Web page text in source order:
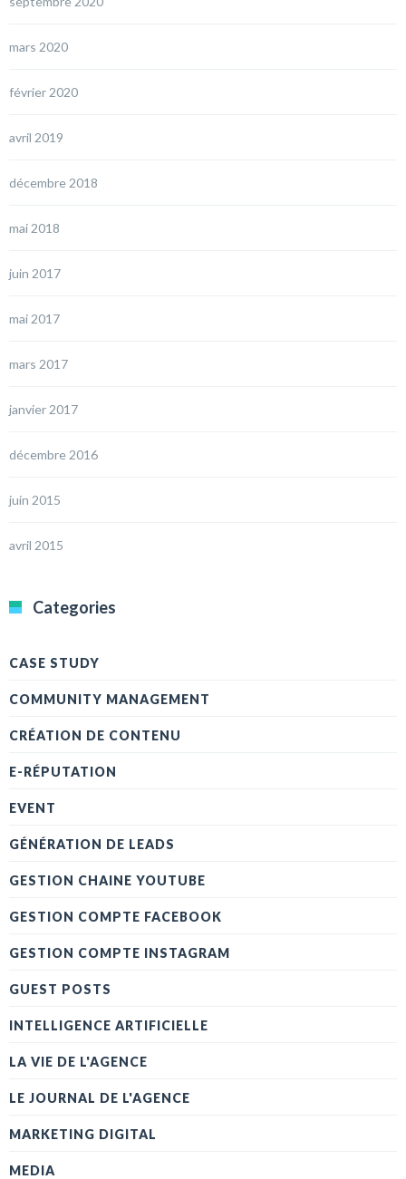
mars 2020
février 2020
avril 2019
décembre 2018
mai 2018
juin 2017
mai 2017
mars 2017
janvier 2017
décembre 2016
juin 2015
avril 2015
Categories
CASE STUDY
COMMUNITY MANAGEMENT
CRÉATION DE CONTENU
E-RÉPUTATION
EVENT
GÉNÉRATION DE LEADS
GESTION CHAINE YOUTUBE
GESTION COMPTE FACEBOOK
GESTION COMPTE INSTAGRAM
GUEST POSTS
INTELLIGENCE ARTIFICIELLE
LA VIE DE L'AGENCE
LE JOURNAL DE L'AGENCE
MARKETING DIGITAL
MEDIA